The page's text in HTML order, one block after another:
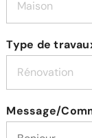
Type de
Message/